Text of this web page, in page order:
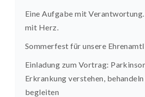
Eine Aufgabe mit Verantwortung.
mit Herz.
Sommerfest für unsere
Einladung zum Vortrag:
Erkrankung verstehen, behandeln
begleiten